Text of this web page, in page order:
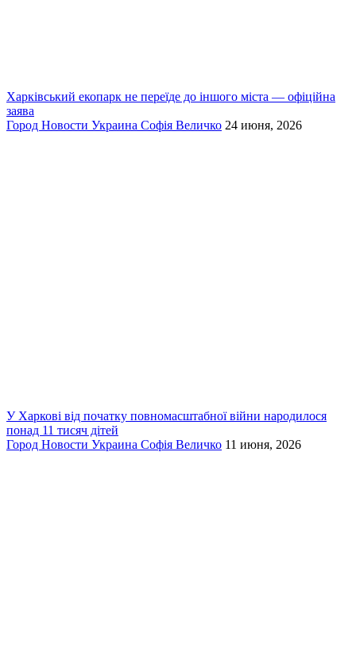
Харківський екопарк не переїде до іншого міста — офіційна
заява
Город Новости Украина Софія Величко 24 июня, 2026
У Харкові від початку повномасштабної війни народилося
понад 11 тисяч дітей
Город Новости Украина Софія Величко 11 июня, 2026